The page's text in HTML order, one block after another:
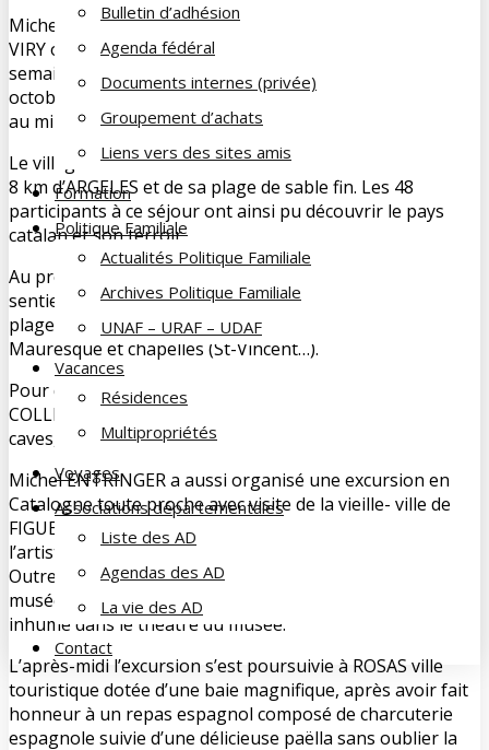
Bulletin d’adhésion
Agenda fédéral
Documents internes (privée)
Groupement d’achats
Liens vers des sites amis
Formation
Politique Familiale
Actualités Politique Familiale
Archives Politique Familiale
UNAF – URAF – UDAF
Vacances
Résidences
Multipropriétés
Voyages
Associations départementales
Liste des AD
Agendas des AD
La vie des AD
Contact
Michel ENTRINGER Vice-Président de l’AD 57 et Christian
VIRY ont organisé pour leurs adhérents un séjour d’une
semaine à PORT-VENDRES du 29 septembre au 06
octobre derniers, au Village de vacances du CC GPF situé
au milieu du port et de son animation.
Le village de vacances est situé à 3 km de COLLIOURE et à
8 km d’ARGELES et de sa plage de sable fin. Les 48
participants à ce séjour ont ainsi pu découvrir le pays
catalan et son terroir.
Au programme une sortie pédestre pour certains sur le
sentier du littoral à la découverte des criques, baies,
plages, des forts (Le Miradou…), des châteaux de la
Mauresque et chapelles (St-Vincent…).
Pour d’autres la découverte des villes avoisinantes de
COLLIOURE et du château Royal, de BANYULS et ses
caves, et de PERPIGNAN.
Michel ENTRINGER a aussi organisé une excursion en
Catalogne toute proche avec visite de la vieille- ville de
FIGUERAS le matin et du Théâtre-Musée DALI conçu par
l’artiste lui-même comme une œuvre d’art à part entière.
Outre ses œuvres, Salvador DALI a voulu inclure dans le
musée des œuvres d’autres artistes et à sa mort, il fut
inhumé dans le théâtre du musée.
L’après-midi l’excursion s’est poursuivie à ROSAS ville
touristique dotée d’une baie magnifique, après avoir fait
honneur à un repas espagnol composé de charcuterie
espagnole suivie d’une délicieuse paëlla sans oublier la